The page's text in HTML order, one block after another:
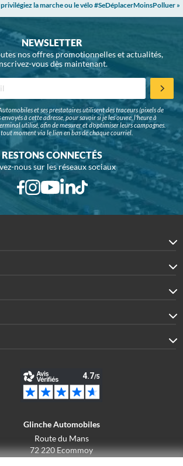
la marche ou le vélo #SeDéplacerMoinsPolluer »
NEWSLETTER
nos offres promotionnelles et actualités,
vous dès maintenant.
et ses prestataires utilisent des traceurs (pixels de
à cette adresse, pour savoir si je les ouvre, l'heure à
utilisé, afin de mesurer et d'optimiser leurs campagnes.
moment via le lien en bas de chaque courriel.
RESTONS CONNECTÉS
nous sur les réseaux sociaux
Glinche Automobiles
Route du Mans
72 220 Ecommoy